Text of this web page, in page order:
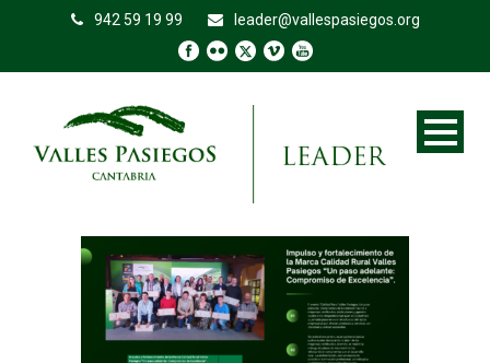
942 59 19 99 leader@vallespasiegos.org